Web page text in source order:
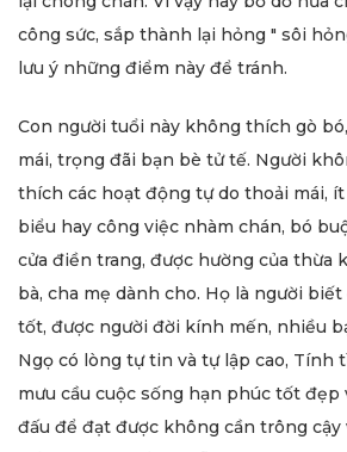
công sức, sắp thành lại hỏng " sôi
lưu ý những điểm này để tránh.
Con người tuổi này không thích gò
mái, trọng đãi bạn bè tử tế. Người
thích các hoạt động tự do thoải mái,
biểu hay công việc nhàm chán, bó
cửa điền trang, được hường của thừa
bà, cha mẹ dành cho. Họ là người
tốt, được người đời kính mến, nhiều
Ngọ có lòng tự tin và tự lập cao, Tính
mưu cầu cuộc sống hạn phúc tốt
đấu để đạt được không cần trông cậy